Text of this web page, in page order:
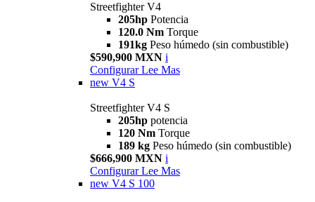
Streetfighter V4
205hp Potencia
120.0 Nm Torque
191kg Peso húmedo (sin combustible)
$590,900 MXN i
Configurar Lee Mas
new V4 S
Streetfighter V4 S
205hp potencia
120 Nm Torque
189 kg Peso húmedo (sin combustible)
$666,900 MXN i
Configurar Lee Mas
new V4 S 100